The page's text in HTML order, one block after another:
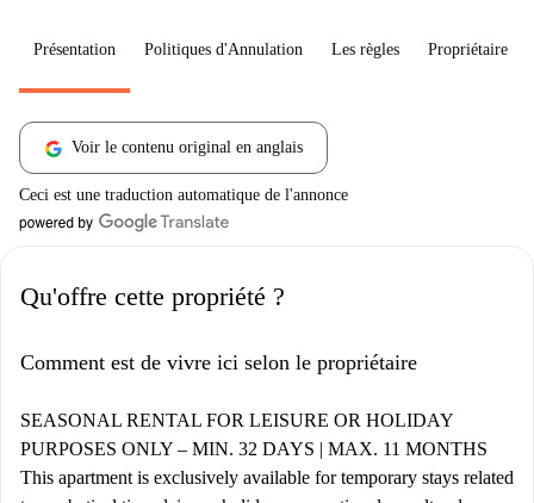
Présentation Politiques d'Annulation Les règles Propriétaire
Voir le contenu original en anglais
Ceci est une traduction automatique de l'annonce
Qu'offre cette propriété ?
Comment est de vivre ici selon le propriétaire
SEASONAL RENTAL FOR LEISURE OR HOLIDAY
PURPOSES ONLY – MIN. 32 DAYS | MAX. 11 MONTHS
This apartment is exclusively available for temporary stays related